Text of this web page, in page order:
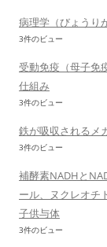
病理学（びょうり
3件のビュー
受動免疫（母子免
仕組み
3件のビュー
鉄が吸収されるメ
3件のビュー
補酵素NADHと
ール、ヌクレオチ
子供与体
3件のビュー